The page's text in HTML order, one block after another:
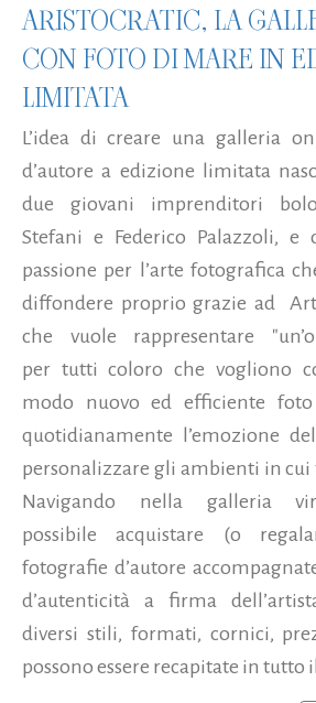
ARISTOCRATIC, LA
CON FOTO DI MARE IN
LIMITATA
L’idea di creare una galleria
d’autore a edizione limitata
due giovani imprenditori
Stefani e Federico Palazzoli, e
passione per l’arte fotografica
diffondere proprio grazie ad
che vuole rappresentare
per tutti coloro che vogliono
modo nuovo ed efficiente foto
quotidianamente l’emozione
personalizzare gli ambienti in cui
Navigando nella galleria
possibile acquistare (o
fotografie d’autore
d’autenticità a firma
diversi stili, formati, cornici,
possono essere recapitate in tutto